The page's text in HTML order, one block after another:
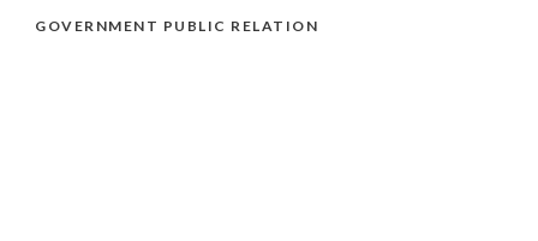
GOVERNMENT PUBLIC RELATION